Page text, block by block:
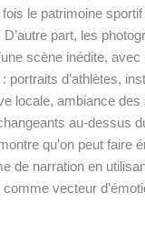
le patrimoine
part, les
scène inédite, avec
portraits d’athlètes,
locale, ambiance des
au-dessus
qu’on peut faire
de narration en
comme vecteur